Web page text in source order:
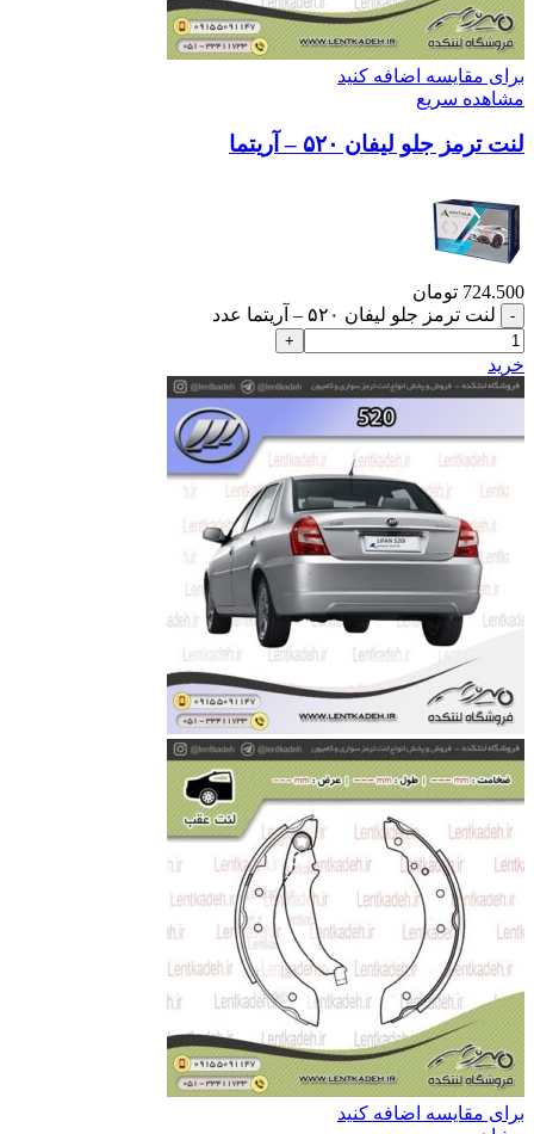
برای مقایسه اضافه کنید
مشاهده سریع
لنت ترمز جلو لیفان ۵۲۰ – آریتما
724.500 تومان
لنت ترمز جلو لیفان ۵۲۰ – آریتما عدد
خرید
برای مقایسه اضافه کنید